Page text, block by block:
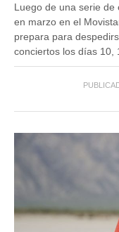
Luego de una serie de
en marzo en el
prepara para
conciertos los días 10,